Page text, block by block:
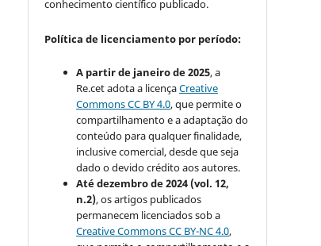
conhecimento científico publicado.
Política de licenciamento por período:
A partir de janeiro de 2025, a
Re.cet adota a licençaCreative
Commons CC BY 4.0, que permite o
compartilhamento e a adaptação do
conteúdo para qualquer finalidade,
inclusive comercial, desde que seja
dado o devido crédito aos autores.
Até dezembro de 2024 (vol. 12,
n.2), os artigos publicados
permanecem licenciados sob a
Creative Commons CC BY-NC 4.0,